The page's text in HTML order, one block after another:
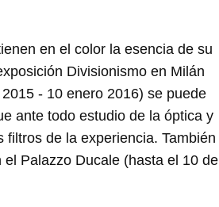
en el color la esencia de su
Divisionismo en Milán
- 10 enero 2016) se puede
ante todo estudio de la óptica y
de la experiencia. También
Palazzo Ducale (hasta el 10 de